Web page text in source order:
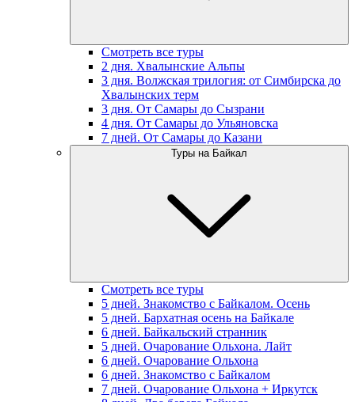
Смотреть все туры
2 дня. Хвалынские Альпы
3 дня. Волжская трилогия: от Симбирска до
Хвалынских терм
3 дня. От Самары до Сызрани
4 дня. От Самары до Ульяновска
7 дней. От Самары до Казани
Туры на Байкал
Смотреть все туры
5 дней. Знакомство с Байкалом. Осень
5 дней. Бархатная осень на Байкале
6 дней. Байкальский странник
5 дней. Очарование Ольхона. Лайт
6 дней. Очарование Ольхона
6 дней. Знакомство с Байкалом
7 дней. Очарование Ольхона + Иркутск